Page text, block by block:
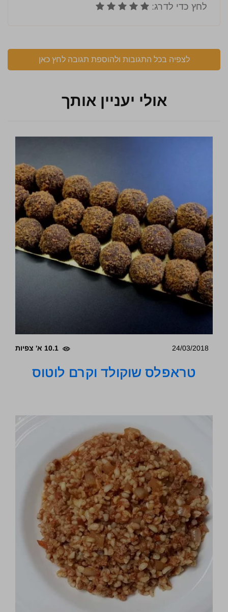
לצפיה בכל התגובות ולהוספת תגובה לחץ כאן
אולי יעניין אותך
24/03/2018 10.1 א' צפיות
טראפלס שוקולד וקרם לוטוס